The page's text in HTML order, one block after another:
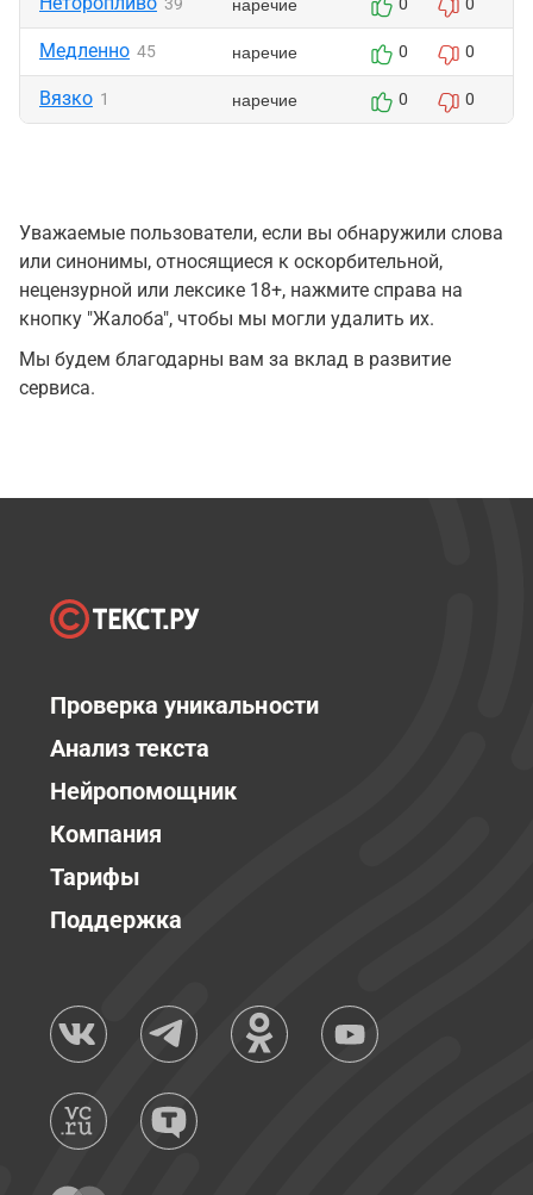
Медленно 45 наречие 0 0
Вязко 1 наречие 0 0
Уважаемые пользователи, если вы обнаружили слова
или синонимы, относящиеся к оскорбительной,
нецензурной или лексике 18+, нажмите справа на
кнопку "Жалоба", чтобы мы могли удалить их.
Мы будем благодарны вам за вклад в развитие
сервиса.
Проверка уникальности
Анализ текста
Нейропомощник
Компания
Тарифы
Поддержка